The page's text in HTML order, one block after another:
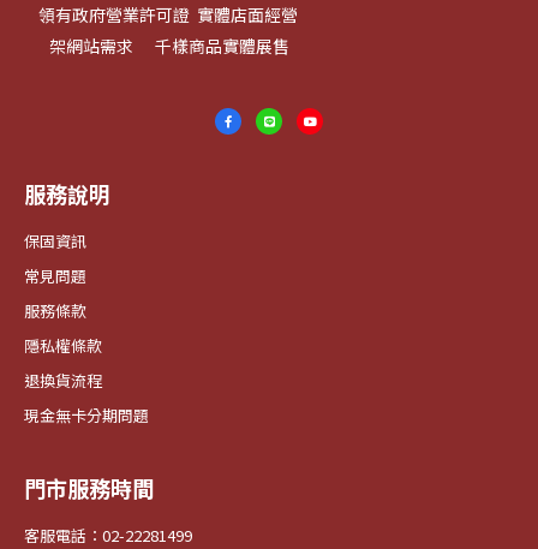
領有政府營業許可證 實體店面經營
架網站需求 千樣商品實體展售
服務說明
保固資訊
常見問題
服務條款
隱私權條款
退換貨流程
現金無卡分期問題
門市服務時間
客服電話：02-22281499